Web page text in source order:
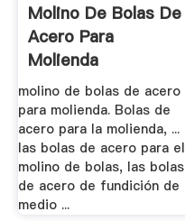
Molino De Bolas De
Acero Para
Molienda
molino de bolas de acero
para molienda. Bolas de
acero para la molienda, ...
las bolas de acero para el
molino de bolas, las bolas
de acero de fundición de
medio ...